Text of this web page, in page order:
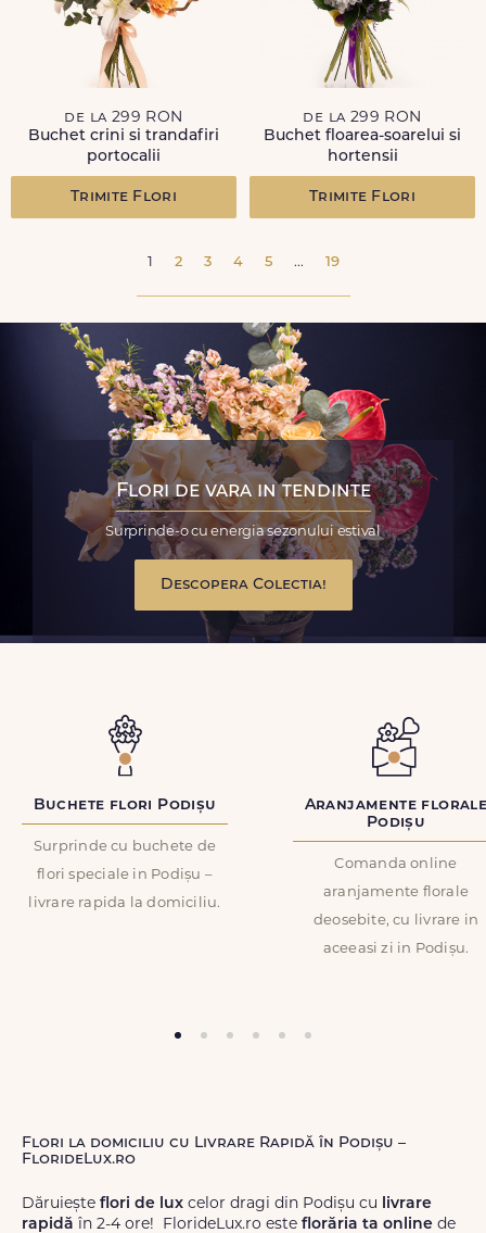
de la 299 RON
Buchet crini si trandafiri
portocalii
Trimite Flori
de la 299 RON
Buchet floarea-soarelui si
hortensii
Trimite Flori
1 2 3 4 5 ... 19
Flori de vara in tendinte
Surprinde-o cu energia sezonului estival
Descopera Colectia!
Buchete flori Podișu
Surprinde cu buchete de
flori speciale in Podișu –
livrare rapida la domiciliu.
Aranjamente
Podișu
Comanda online
aranjamente florale
deosebite, cu livrare in
aceeasi zi in Podișu.
Flori la domiciliu cu Livrare Rapidă în Podișu –
FlorideLux.ro
Dăruiește flori de lux celor dragi din Podișu cu livrare
rapidă în 2-4 ore! FlorideLux.ro este florăria ta online de